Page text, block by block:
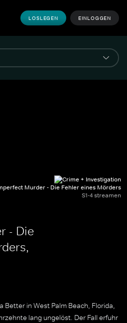
LOSLEGEN EINLOGGEN
Murder - Die Fehler eines Mörders
S1-4 streamen
- Die
Better in West Palm Beach, Florida,
lang ungelöst. Der Fall erfuhr